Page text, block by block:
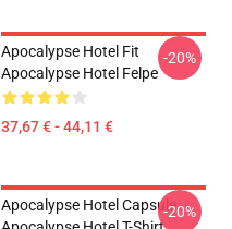
Apocalypse Hotel Fit
Apocalypse Hotel Felpe
37,67 € - 44,11 €
-20%
Apocalypse Hotel Capsule-20%